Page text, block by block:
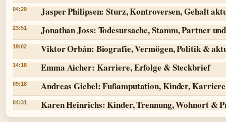
04:29 Jasper Philipsen: Sturz, Kontroversen, Gehalt
23:51 Jonathan Joss: Todesursache, Stamm, Partner
19:02 Viktor Orbán: Biografie, Vermögen, Politik &
14:18 Emma Aicher: Karriere, Erfolge & Steckbrief
09:18 Andreas Giebel: Fußamputation, Kinder,
04:31 Karen Heinrichs: Kinder, Trennung, Wohnort &